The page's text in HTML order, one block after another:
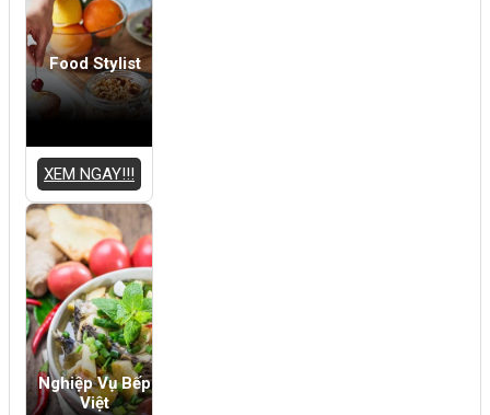
Food Stylist
XEM NGAY!!!
Nghiệp Vụ Bếp
Việt